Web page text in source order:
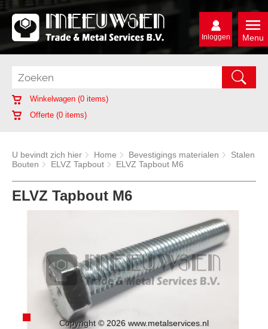
Menu
Inloggen
Winkelwagen (0 items)
Offerte (0 items)
U bevindt zich hier Home Bevestigings materialen
Stalen
Bouten
ELVZ Tapbout ELVZ Tapbout M6
ELVZ Tapbout M6
Copyright © 2026 www.metalservices.nl